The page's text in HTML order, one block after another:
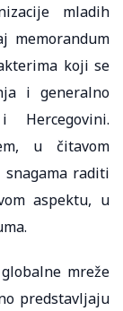
mladih
memorandum
koji se
i generalno
u čitavom
raditi
aspektu, u
mreže
predstavljaju